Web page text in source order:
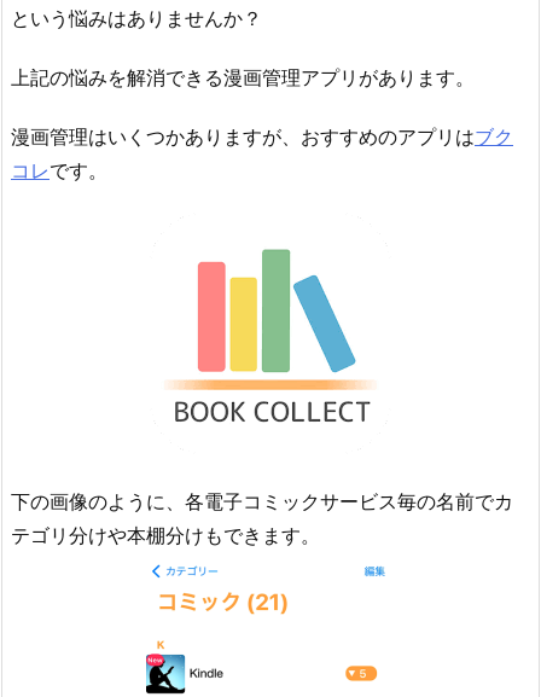
という悩みはありませんか？
上記の悩みを解消できる漫画管理アプリがあります。
漫画管理はいくつかありますが、おすすめのアプリはブク
コレです。
下の画像のように、各電子コミックサービス毎の名前でカ
テゴリ分けや本棚分けもできます。